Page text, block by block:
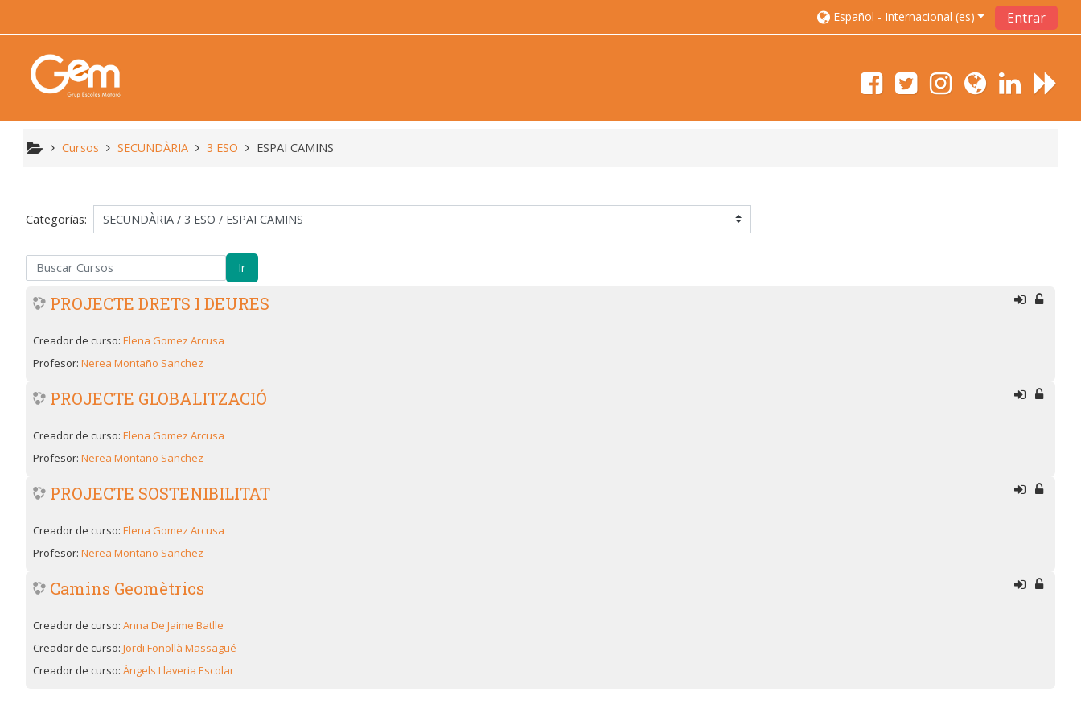
Español - Internacional ‎(es)‎ Entrar
Cursos SECUNDÀRIA 3 ESO ESPAI CAMINS
Categorías:
Cursos Ir
PROJECTE DRETS I DEURES
Creador de curso:Elena Gomez Arcusa
Profesor:Nerea Montaño Sanchez
PROJECTE GLOBALITZACIÓ
Creador de curso:Elena Gomez Arcusa
Profesor:Nerea Montaño Sanchez
PROJECTE SOSTENIBILITAT
Creador de curso:Elena Gomez Arcusa
Profesor:Nerea Montaño Sanchez
Camins Geomètrics
Creador de curso:Anna De Jaime Batlle
Creador de curso:Jordi Fonollà Massagué
Creador de curso:Àngels Llaveria Escolar